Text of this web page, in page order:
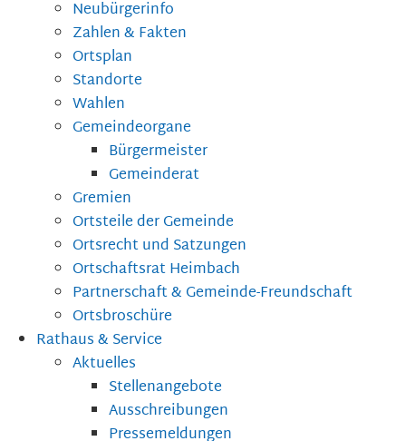
Neubürgerinfo
Zahlen & Fakten
Ortsplan
Standorte
Wahlen
Gemeindeorgane
Bürgermeister
Gemeinderat
Gremien
Ortsteile der Gemeinde
Ortsrecht und Satzungen
Ortschaftsrat Heimbach
Partnerschaft & Gemeinde-Freundschaft
Ortsbroschüre
Rathaus & Service
Aktuelles
Stellenangebote
Ausschreibungen
Pressemeldungen